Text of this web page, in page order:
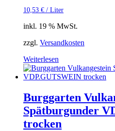
10,53 € / Liter
inkl. 19 % MwSt.
zzgl. Versandkosten
Weiterlesen
Burggarten
Spätburgunder
trocken